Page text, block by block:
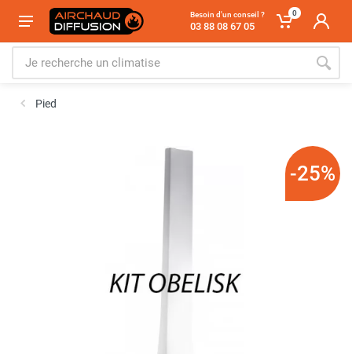
Besoin d'un conseil ?
03 88 08 67 05
0
Pied
-25%